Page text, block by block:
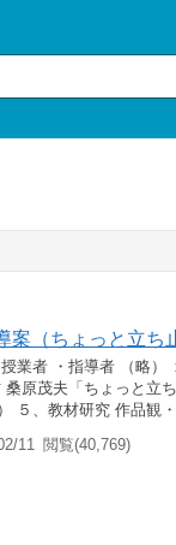
案（ちょっと立ち
業者 ・指導者 （略
桑原茂夫「ちょっと
５、教材研究 作品観
11 閲覧(40,769)